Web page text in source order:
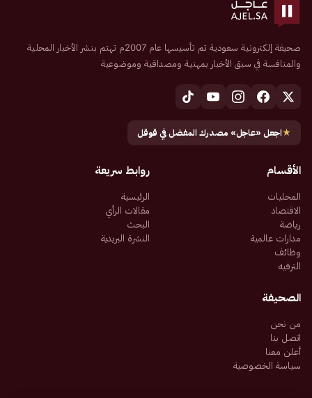
صحيفة إلكترونية سعودية تم تأسيسها عام 2007م تهتم بنشر الأخبار المحلية
والمنافسة في سبق الأخبار بمهنية ومصداقية وموضوعية
★اجعل «عاجل» مصدرك المفضل في قوقل
الأقسام
المحليات
الاقتصاد
رياضة
مدارات عالمية
وظائف
الترفيه
روابط سريعة
الرئيسية
مقالات الرأي
البحث
النشرة البريدية
الصحيفة
من نحن
اتصل بنا
أعلن معنا
سياسة الخصوصية